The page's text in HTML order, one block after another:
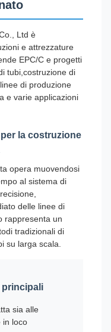
Ltd è
e attrezzature
EPC/C e progetti
tubi,costruzione di
di produzione
e varie applicazioni
la costruzione
opera muovendosi
al sistema di
delle linee di
rappresenta un
tradizionali di
su larga scala.
principali
sia alle
in loco